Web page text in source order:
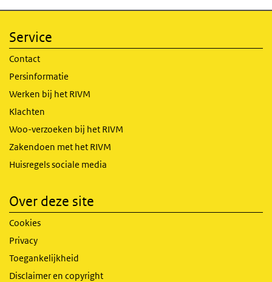
Service
Contact
Persinformatie
Werken bij het RIVM
Klachten
Woo-verzoeken bij het RIVM
Zakendoen met het RIVM
Huisregels sociale media
Over deze site
Cookies
Privacy
Toegankelijkheid
Disclaimer en copyright